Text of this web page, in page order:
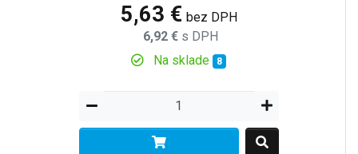
5,63 € bez DPH
6,92 € s DPH
Na sklade 8